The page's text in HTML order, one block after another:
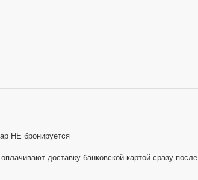
НЕ бронируется
доставку банковской картой сразу после